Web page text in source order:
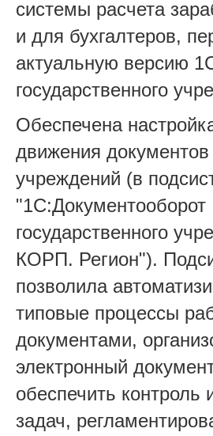
системы расчета
и для бухгалтеров,
актуальную версию
государственного
Обеспечена
движения
учреждений (в
"1С:Документооборот
государственного
КОРП. Регион").
позволила
типовые процессы
документами,
электронный
обеспечить контроль
задач,